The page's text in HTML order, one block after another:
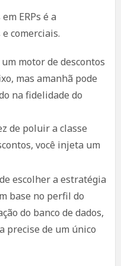
ERPs é a
comerciais.
motor de descontos
mas amanhã pode
na fidelidade do
de poluir a classe
você injeta um
escolher a estratégia
base no perfil do
do banco de dados,
precise de um único